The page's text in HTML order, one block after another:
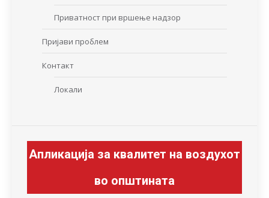
Приватност при вршење надзор
Пријави проблем
Контакт
Локали
Апликација за квалитет на воздухот
во општината